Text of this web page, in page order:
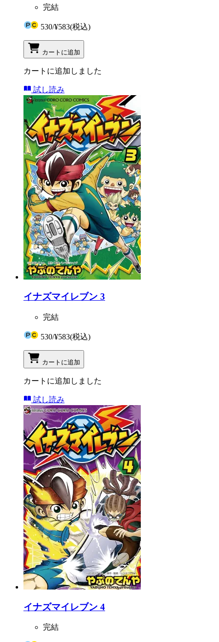
完結
530/¥583(税込)
カートに追加
カートに追加しました
試し読み
イナズマイレブン 3
完結
530/¥583(税込)
カートに追加
カートに追加しました
試し読み
イナズマイレブン 4
完結